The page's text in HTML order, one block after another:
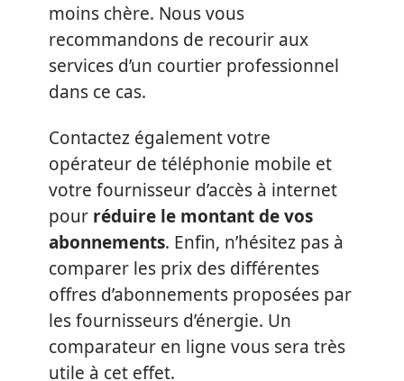
moins chère. Nous vous
recommandons de recourir aux
services d’un courtier professionnel
dans ce cas.
Contactez également votre
opérateur de téléphonie mobile et
votre fournisseur d’accès à internet
pour réduire le montant de vos
abonnements. Enfin, n’hésitez pas à
comparer les prix des différentes
offres d’abonnements proposées par
les fournisseurs d’énergie. Un
comparateur en ligne vous sera très
utile à cet effet.